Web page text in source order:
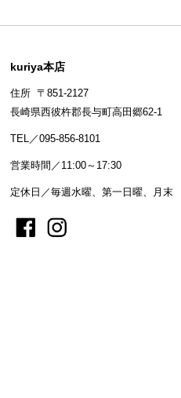
kuriya本店
住所 〒851-2127
長崎県西彼杵郡長与町高田郷62-1
TEL／095-856-8101
営業時間／11:00～17:30
定休日／毎週水曜、第一日曜、月末